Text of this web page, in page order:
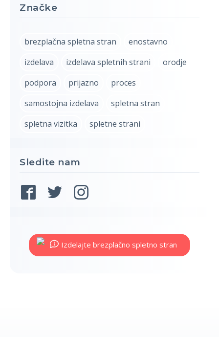
Značke
brezplačna spletna stran
enostavno
izdelava
izdelava spletnih strani
orodje
podpora
prijazno
proces
samostojna izdelava
spletna stran
spletna vizitka
spletne strani
Sledite nam